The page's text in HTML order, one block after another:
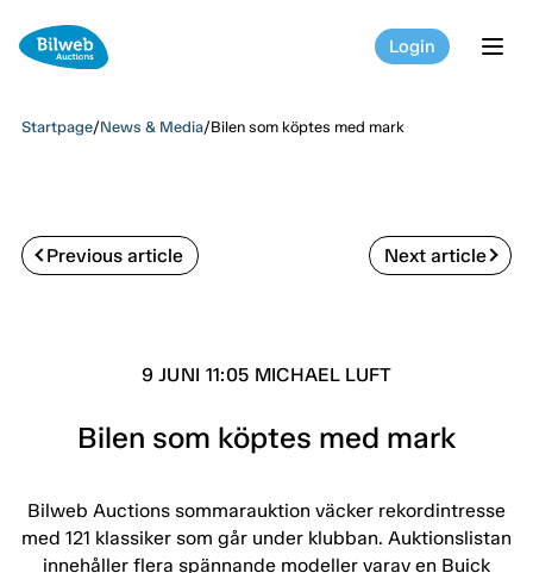
Login
Startpage/News & Media/Bilen som köptes med mark
Previous article Next article
9 JUNI 11:05 MICHAEL LUFT
Bilen som köptes med mark
Bilweb Auctions sommarauktion väcker rekordintresse
med 121 klassiker som går under klubban. Auktionslistan
innehåller flera spännande modeller varav en Buick